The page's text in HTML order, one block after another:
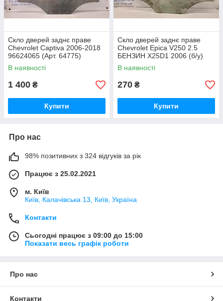
Скло дверей заднє праве
Chevrolet Captiva 2006-2018
96624065 (Арт. 64775)
В наявності
1 400 ₴
Купити
Скло дверей заднє праве
Chevrolet Epica V250 2.5
БЕНЗИН X25D1 2006 (б/у)
В наявності
270 ₴
Купити
Про нас
98% позитивних з 324 відгуків за рік
Працює з 25.02.2021
м. Київ
Київ, Калачівська 13, Київ, Україна
Контакти
Сьогодні працює з 09:00 до 15:00
Показати весь графік роботи
Про нас
Контакти